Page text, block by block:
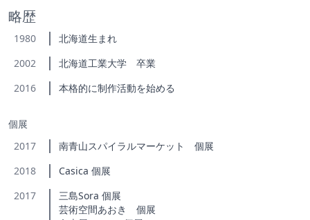
略歴
1980
北海道生まれ
2002
北海道工業大学 卒業
2016
本格的に制作活動を始める
個展
2017
南青山スパイラルマーケット 個展
2018
Casica 個展
2017
三島Sora 個展
芸術空間あおき 個展